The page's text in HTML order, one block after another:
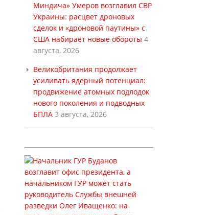
Миндича» Умеров возглавил СВР
Украины: расцвет дроновых
сделок и «дроновой паутины» с
США набирает новые обороты 4
августа, 2026
Великобритания продолжает
усиливать ядерный потенциал:
продвижение атомных подлодок
нового поколения и подводных
БПЛА 3 августа, 2026